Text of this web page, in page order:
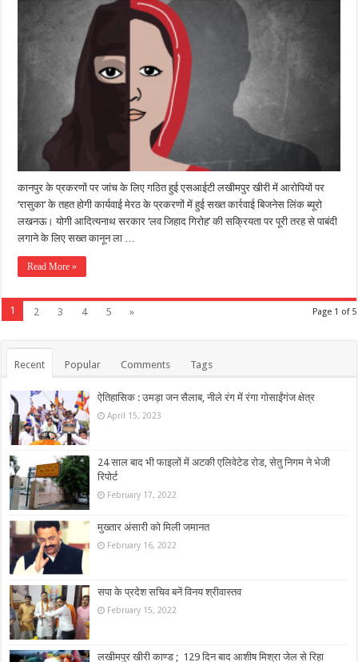
कानपुर के प्रकरणों पर जांच के लिए गठित हुई एसआईटी लखीमपुर खीरी में आरोपियों पर
‘रासुका‘ के तहत होगी कार्यवाई मेरठ के प्रकरणों में हुई सख्त कार्रवाई बिजनेस लिंक ब्यूरो
लखनऊ। योगी आदित्यनाथ सरकार ‘लव जिहाद गिरोह’ की सक्रियता पर पूरी तरह से पाबंदी
लगाने के लिए सख्त कानून ला …
Read More »
Page 1 of 5
1 2 3 4 5 »
Recent Popular Comments Tags
ऐतिहासिक : उमड़ा जन सैलाब, नीले रंग में रंगा गोसाईंगंज क्षेत्र
April 15, 2023
24 साल बाद भी फाइलों में अटकी एलिवेटेड रोड, सेतु निगम ने भेजी
रिपोर्ट
February 17, 2022
मुख्तार अंसारी को मिली जमानत
February 16, 2022
सपा के प्रदेश सचिव बनें विनय श्रीवास्तव
February 15, 2022
लखीमपुर खीरी काण्ड ; 129 दिन बाद आशीष मिश्रा जेल से रिहा